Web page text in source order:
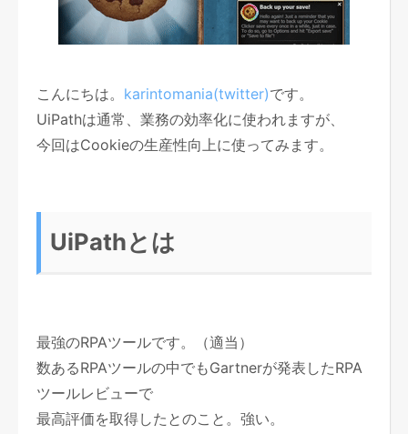
こんにちは。 karintomania(twitter)です。
UiPathは通常、業務の効率化に使われますが、
今回はCookieの生産性向上に使ってみます。
UiPathとは
最強のRPAツールです。（適当）
数あるRPAツールの中でもGartnerが発表したRPA
ツールレビューで
最高評価を取得したとのこと。強い。